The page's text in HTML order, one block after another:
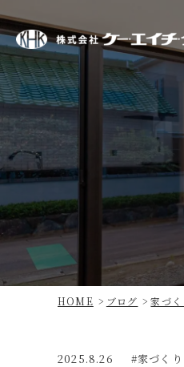
株
式
会
社
ケ
ー・
イ
チ・
ー
HOME ブログ 家づ
2025.8.26 家づく